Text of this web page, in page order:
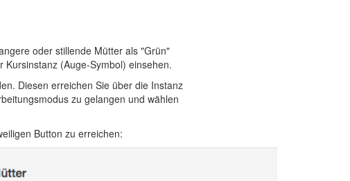
oder stillende Mütter als "Grün"
(Auge-Symbol) einsehen.
Diesen erreichen Sie über die Instanz
zu gelangen und wählen
Button zu erreichen: